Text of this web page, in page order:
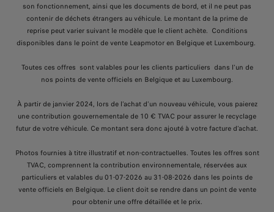
son fonctionnement, ainsi que les documents de bord, et il ne peut pas
contenir de déchets étrangers au véhicule. Le montant de la prime de
reprise peut varier suivant le modèle que le client achète. Conditions
disponibles dans le point de vente Leapmotor en Belgique et Luxembourg.
Toutes ces offres sont valables pour les clients particuliers dans l'un de
nos points de vente officiels en Belgique et au Luxembourg.
À partir de janvier 2024, lors de l’achat d’un nouveau véhicule, vous paierez
une contribution gouvernementale de 10 € TVAC pour assurer le recyclage
futur de votre véhicule. Ce montant sera donc ajouté à votre facture d’achat.
Photos fournies à titre illustratif et non-contractuelles. Toutes les offres sont
TVAC, comprennent la contribution environnementale, réservées aux
particuliers et valables du 01-07-2026 au 31-08-2026 dans les points de
vente officiels en Belgique. Le client doit se rendre dans un point de vente
pour obtenir une offre détaillée et le prix.